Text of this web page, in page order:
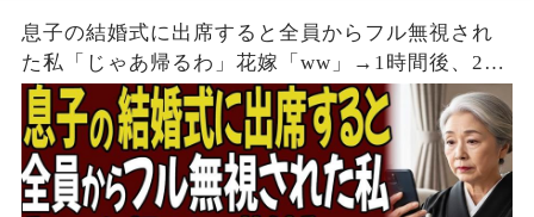
息子の結婚式に出席すると全員からフル無視され
た私「じゃあ帰るわ」花嫁「ww」→1時間後、2人
からの鬼電をフル無視した